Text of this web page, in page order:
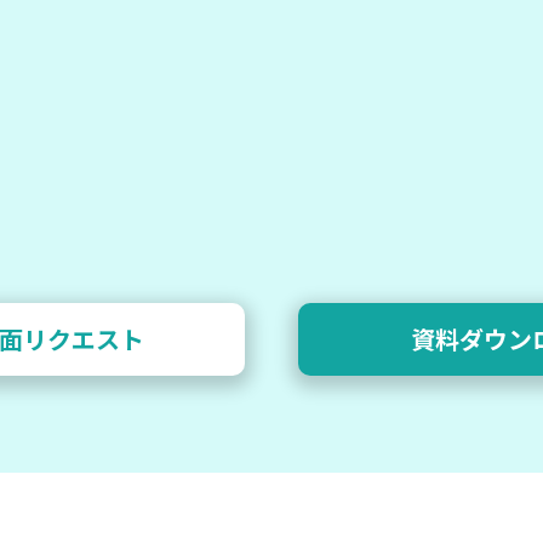
リクエスト 資料ダウン